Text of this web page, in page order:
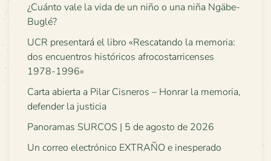
¿Cuánto vale la vida de un niño o una niña Ngäbe-
Buglé?
UCR presentará el libro «Rescatando la memoria:
dos encuentros históricos afrocostarricenses
1978-1996»
Carta abierta a Pilar Cisneros – Honrar la memoria,
defender la justicia
Panoramas SURCOS | 5 de agosto de 2026
Un correo electrónico EXTRAÑO e inesperado